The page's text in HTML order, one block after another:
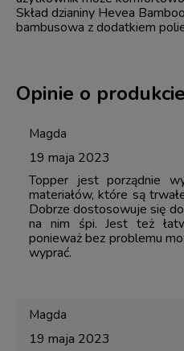
Skład dzianiny Hevea
bambusowa z dodatkiem
Opinie o
Magda
19 maja 2023
Topper jest porządnie
materiałów, które są
Dobrze dostosowuje się
na nim śpi. Jest też
ponieważ bez problemu
wyprać.
Magda
19 maja 2023